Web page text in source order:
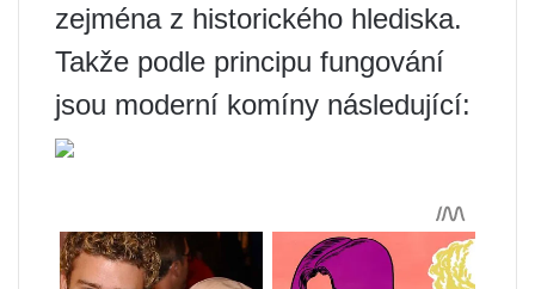
zejména z historického hlediska.
Takže podle principu fungování
jsou moderní komíny následující: